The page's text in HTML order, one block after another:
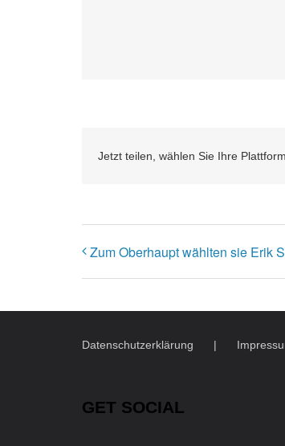
Jetzt teilen, wählen Sie Ihre
Zum Oberhaupt wählten sie Erik
Datenschutzerklärung
GET SOCIAL